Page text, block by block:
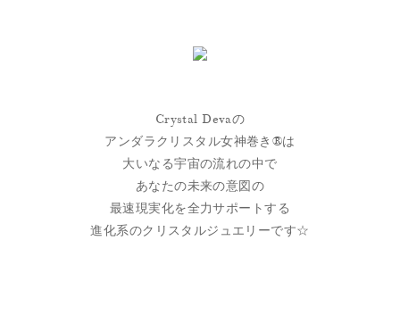
Crystal Devaの
アンダラクリスタル女神巻き®は
大いなる宇宙の流れの中で
あなたの未来の意図の
最速現実化を全力サポートする
進化系のクリスタルジュエリーです☆